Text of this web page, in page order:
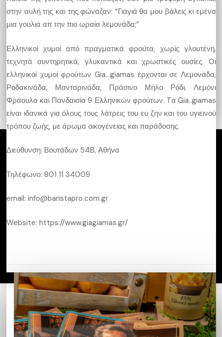
στην αυλή της και της φώναζαν: “Γιαγιά θα μου βάλεις κι εμένα
μια γουλιά απ την πιο ωραία λεμονάδα;”
Ελληνικοί χυμοί από πραγματικά φρούτα, χωρίς γλουτένη,
τεχνητά συντηρητικά, γλυκαντικά και χρωστικές ουσίες. Οι
ελληνικοί χυμοί φρούτων Gia…giamas έρχονται σε Λεμονάδα,
Ροδακινάδα, Μανταρινάδα, Πράσινο Μήλο Ρόδι, Λεμόνι
Φράουλα και Πανδαισία 9 Ελληνικών φρούτων. Tα Gia..giamas
είναι ιδανικά για όλους τους λάτρεις του ευ ζην και του υγιεινού
τρόπου ζωής, με άρωμα οικογένειας και παράδοσης.
Διεύθυνση: Βουτάδων 54Β, Αθήνα
Τηλέφωνο: 801 11 34009
email: info@baristapro.com.gr
Website: https://www.giagiamas.gr/
Εγγραφείτε στο πρόγραμμα
Επιμελητήριο Ελλάδος